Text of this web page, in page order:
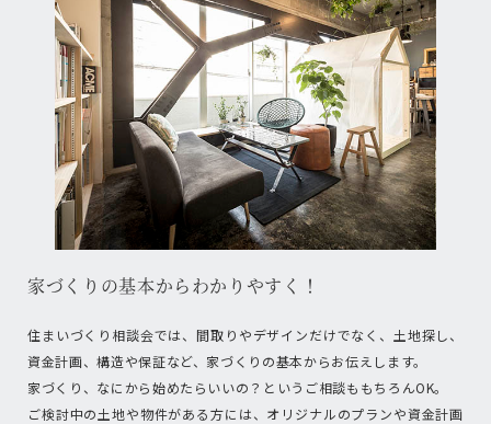
家づくりの基本からわかりやすく！
住まいづくり相談会では、間取りやデザインだけでなく、土地探し、
資金計画、構造や保証など、家づくりの基本からお伝えします。
家づくり、なにから始めたらいいの？というご相談ももちろんOK。
ご検討中の土地や物件がある方には、オリジナルのプランや資金計画